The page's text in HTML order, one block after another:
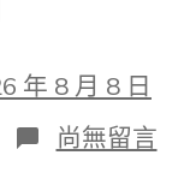
年 8 月 8 日
在
〈往
尚無留言